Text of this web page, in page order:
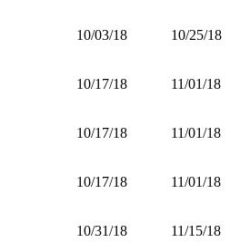
10/03/18 10/25/18
10/17/18 11/01/18
10/17/18 11/01/18
10/17/18 11/01/18
10/31/18 11/15/18